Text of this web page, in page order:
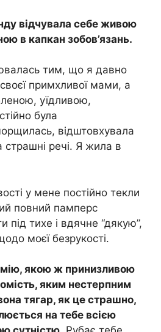
відчувала себе живою
в капкан зобов’язань.
тим, що я давно
примхливої мами, а
уїдливою,
була
відштовхувала
страшні речі. Я жила в
у мене постійно текли
повний памперс
під тихе і вдячне “дякую”,
моєї безрукості.
якою ж принизливою
яким нестерпним
тягар, як це страшно,
на тебе всією